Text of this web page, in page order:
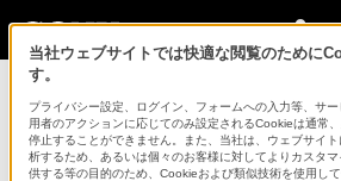
DSLR-A900
当社ウェブサイトでは快適な閲覧のために
す。
プライバシー設定、ログイン、フォームへの入力等、サ
用者のアクションに応じてのみ設定されるCookieは通常
停止することができません。また、当社は、ウェブサイ
析するため、あるいは個々のお客様に対してよりカスタ
供する等の目的のため、Cookieおよび類似技術を使用し